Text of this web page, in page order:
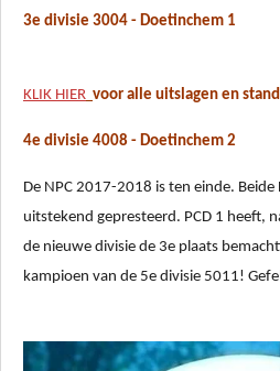
3e divisie 3004 - Doetinchem 1
KLIK HIER voor alle uitslagen en
4e divisie 4008 - Doetinchem 2
De NPC 2017-2018 is ten einde.
uitstekend gepresteerd. PCD 1 heeft,
de nieuwe divisie de 3e plaats
kampioen van de 5e divisie 5011!